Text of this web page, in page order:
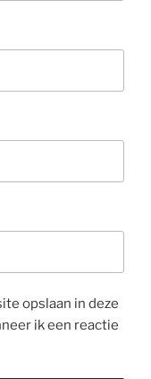
opslaan in deze
ik een reactie